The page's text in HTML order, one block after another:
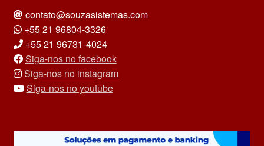
contato@souzasistemas.com
+55 21 96804-3326
+55 21 96731-4024
Siga-nos no facebook
Siga-nos no instagram
Siga-nos no youtube